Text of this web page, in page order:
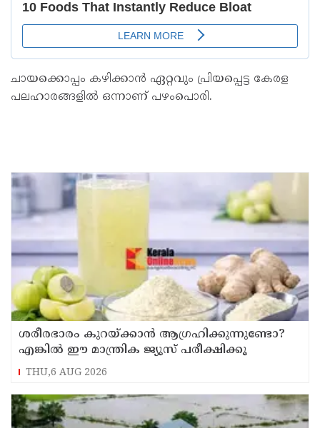
ചായക്കൊപ്പം കഴിക്കാൻ ഏറ്റവും പ്രിയപ്പെട്ട കേരള
പലഹാരങ്ങളിൽ ഒന്നാണ് പഴംപൊരി.
ശരീരഭാരം കുറയ്ക്കാൻ ആഗ്രഹിക്കുന്നുണ്ടോ?
എങ്കിൽ ഈ മാന്ത്രിക ജ്യൂസ് പരീക്ഷിക്കൂ
THU,6 AUG 2026